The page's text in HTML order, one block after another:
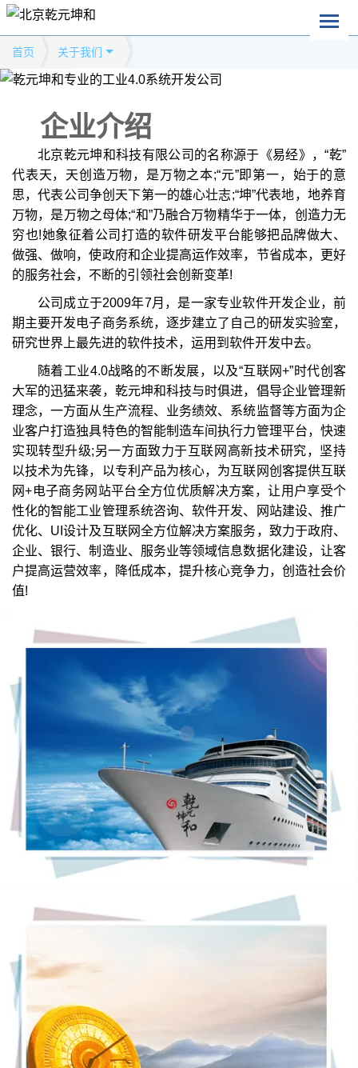
首页 关于我们
企业介绍
北京乾元坤和科技有限公司的名称源于《易经》，“乾”
代表天，天创造万物，是万物之本;“元”即第一，始于的意
思，代表公司争创天下第一的雄心壮志;“坤”代表地，地养育
万物，是万物之母体;“和”乃融合万物精华于一体，创造力无
穷也!她象征着公司打造的软件研发平台能够把品牌做大、
做强、做响，使政府和企业提高运作效率，节省成本，更好
的服务社会，不断的引领社会创新变革!
公司成立于2009年7月，是一家专业软件开发企业，前
期主要开发电子商务系统，逐步建立了自己的研发实验室，
研究世界上最先进的软件技术，运用到软件开发中去。
随着工业4.0战略的不断发展，以及“互联网+”时代创客
大军的迅猛来袭，乾元坤和科技与时俱进，倡导企业管理新
理念，一方面从生产流程、业务绩效、系统监督等方面为企
业客户打造独具特色的智能制造车间执行力管理平台，快速
实现转型升级;另一方面致力于互联网高新技术研究，坚持
以技术为先锋，以专利产品为核心，为互联网创客提供互联
网+电子商务网站平台全方位优质解决方案，让用户享受个
性化的智能工业管理系统咨询、软件开发、网站建设、推广
优化、UI设计及互联网全方位解决方案服务，致力于政府、
企业、银行、制造业、服务业等领域信息数据化建设，让客
户提高运营效率，降低成本，提升核心竞争力，创造社会价
值!